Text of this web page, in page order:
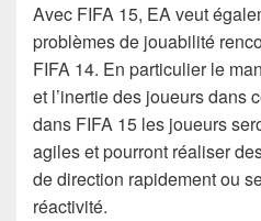
Avec FIFA 15, EA veut
problèmes de jouabilité
FIFA 14. En particulier le
et l’inertie des joueurs dans
dans FIFA 15 les joueurs
agiles et pourront réaliser
de direction rapidement ou
réactivité.